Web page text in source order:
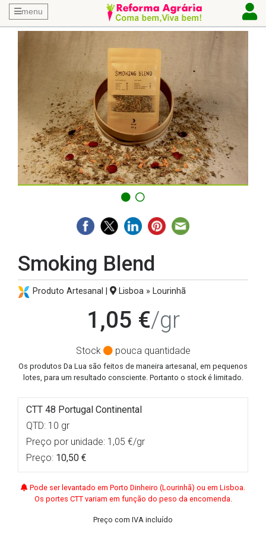
menu
Smoking Blend
Produto Artesanal | Lisboa » Lourinhã
1,05 €/gr
Stock pouca quantidade
Os produtos Da Lua são feitos de maneira artesanal, em pequenos
lotes, para um resultado consciente. Portanto o stock é limitado.
CTT 48 Portugal Continental
QTD: 10 gr
Preço por unidade: 1,05 €/gr
Preço: 10,50 €
Pode ser levantado em Porto Dinheiro (Lourinhã) ou em Lisboa.
Os portes CTT variam em função do peso da encomenda.
Preço com IVA incluído